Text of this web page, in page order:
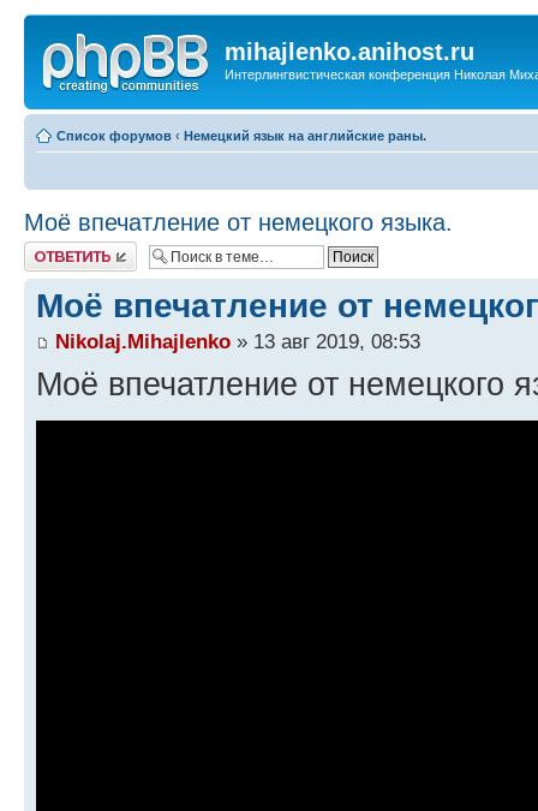
mihajlenko.anihost.ru
Интерлингвистическая конференция Николая
Список форумов ‹ Немецкий язык на английские раны.
Моё впечатление от немецкого языка.
Ответить
Моё впечатление от
Nikolaj.Mihajlenko » 13 авг 2019, 08:53
Моё впечатление от немецкого